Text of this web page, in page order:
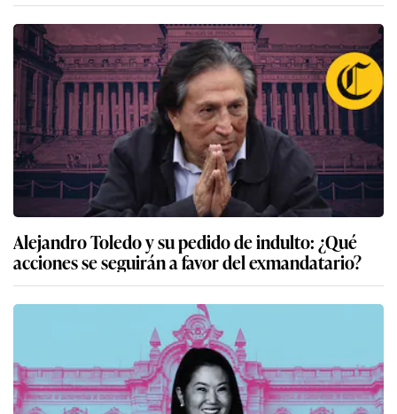
Alejandro Toledo y su pedido de indulto: ¿Qué
acciones se seguirán a favor del exmandatario?